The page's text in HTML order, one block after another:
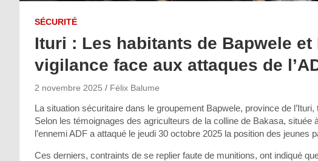
SÉCURITÉ
Ituri : Les habitants de Bapwele
vigilance face aux attaques de
2 novembre 2025 Félix Balume
La situation sécuritaire dans le groupement Bapwele, province de
Selon les témoignages des agriculteurs de la colline de Bakasa, située
l’ennemi ADF a attaqué le jeudi 30 octobre 2025 la position des jeunes
Ces derniers, contraints de se replier faute de munitions, ont indiqué